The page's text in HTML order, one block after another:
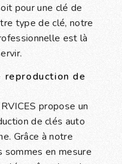
pour une clé de
type de clé, notre
est là
reproduction de
propose un
de clés auto
Grâce à notre
sommes en mesure